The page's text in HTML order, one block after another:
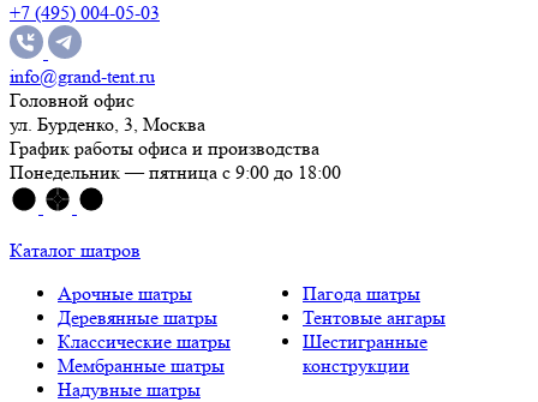
+7 (495) 004-05-03
info@grand-tent.ru
Головной офис
ул. Бурденко, 3, Москва
График работы офиса и производства
Понедельник — пятница с 9:00 до 18:00
Каталог шатров
Арочные шатры
Деревянные шатры
Классические шатры
Мембранные шатры
Надувные шатры
Пагода шатры
Тентовые ангары
Шестигранные
конструкции